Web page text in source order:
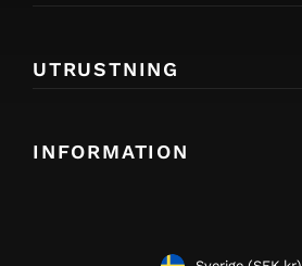
UTRUSTNING
INFORMATION